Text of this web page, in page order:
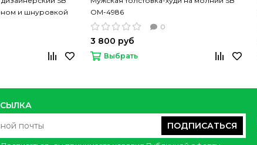
и шнуровкой
ОМ-4986
0
3 800 руб
Выбрать
ПОДПИСАТЬСЯ